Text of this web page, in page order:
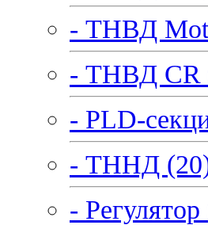
- ТНВД
- ТНВД CR
- PLD-
- ТННД
-